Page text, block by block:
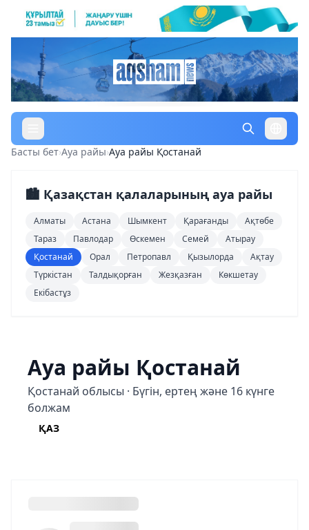
Басты бет›Ауа райы›Ауа райы Қостанай
🏙️ Қазақстан қалаларының ауа райы
Алматы Астана Шымкент Қарағанды
Ақтөбе
Тараз
Павлодар Өскемен Семей
Атырау
Қостанай
Орал Петропавл Қызылорда
Ақтау
Түркістан
Талдықорған Жезқазған
Көкшетау
Екібастұз
Ауа райы Қостанай
Қостанай облысы · Бүгін, ертең және 16 күнге
болжам
ҚАЗ